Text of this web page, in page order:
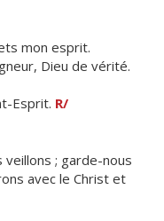
mon esprit.
Dieu de vérité.
Esprit. R/
veillons ; garde-nous
avec le Christ et